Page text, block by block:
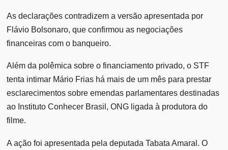
As declarações contradizem a versão apresentada por
Flávio Bolsonaro, que confirmou as negociações
financeiras com o banqueiro.
Além da polêmica sobre o financiamento privado, o STF
tenta intimar Mário Frias há mais de um mês para prestar
esclarecimentos sobre emendas parlamentares destinadas
ao Instituto Conhecer Brasil, ONG ligada à produtora do
filme.
A ação foi apresentada pela deputada Tabata Amaral. O